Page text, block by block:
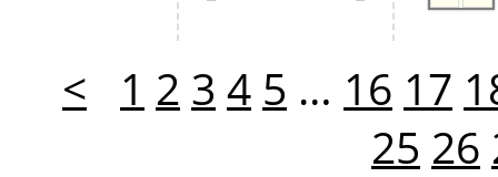
< 1 2 3 4 5 … 16 17
25 26